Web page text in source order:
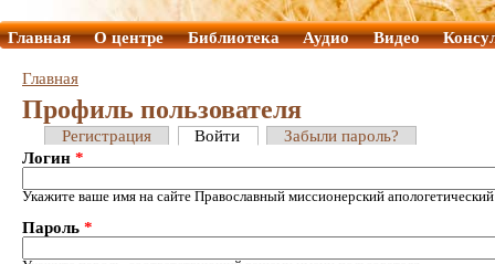
Главная О центре Библиотека Аудио Видео
Главная
Профиль пользователя
Регистрация Войти
Забыли пароль?
Логин *
Укажите ваше имя на сайте Православный миссионерский
Пароль *